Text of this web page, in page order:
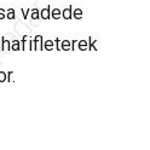
vadede
hafifleterek